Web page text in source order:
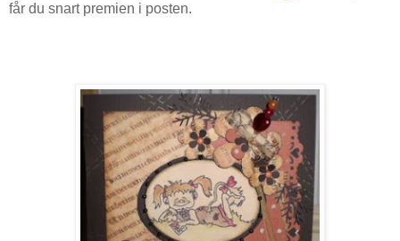
får du snart premien i posten.